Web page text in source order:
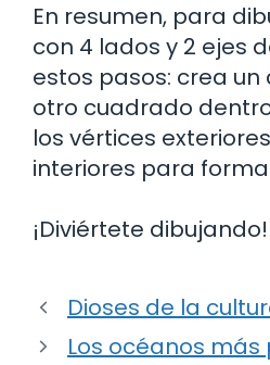
En resumen, para
con 4 lados y 2 ejes
estos pasos: crea
otro cuadrado
los vértices
interiores para
¡Diviértete dibujando!
Dioses de la
Los océanos